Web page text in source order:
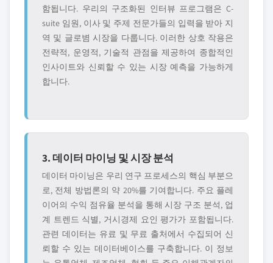
함됩니다. 우리의 구조화된 인터뷰 프로그램은 C-
suite 임원, 이사 및 주제 전문가들의 입력을 받아 지
역 및 글로볌 시장을 다룹니다. 이러한 상호 작용은
전략적, 운영적, 기술적 관점을 제공하여 종합적인
인사이트와 신뢰할 수 있는 시장 예측을 가능하게
합니다.
3. 데이터 마이닝 및 시장 분석
데이터 마이닝은 우리 연구 프로세스의 핵심 부분으
로, 전체 방법론의 약 20%를 기여합니다. 주요 플레
이어의 수익 점유율 분석을 통해 시장 구조 분석, 업
계 트렌드 식별, 거시경제 요인 평가가 포함됩니다.
관련 데이터는 유료 및 무료 출처에서 수집되어 신
뢰할 수 있는 데이터베이스를 구축합니다. 이 정보